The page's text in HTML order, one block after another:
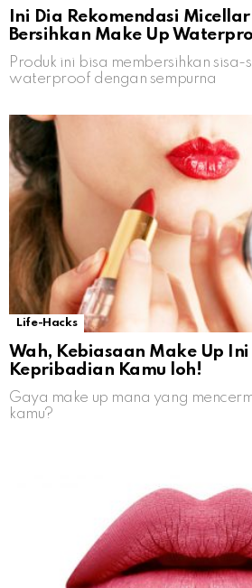
Ini Dia Rekomendasi
Bersihkan Make Up
Produk ini bisa membersihkan sisa-
waterproof dengan sempurna
Life-Hacks
Wah, Kebiasaan Make Up
Kepribadian Kamu loh!
Gaya make up mana yang
kamu?